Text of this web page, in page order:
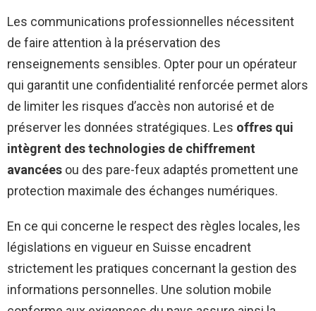
Les communications professionnelles nécessitent
de faire attention à la préservation des
renseignements sensibles. Opter pour un opérateur
qui garantit une confidentialité renforcée permet alors
de limiter les risques d’accès non autorisé et de
préserver les données stratégiques. Les offres qui
intègrent des technologies de chiffrement
avancées ou des pare-feux adaptés promettent une
protection maximale des échanges numériques.
En ce qui concerne le respect des règles locales, les
législations en vigueur en Suisse encadrent
strictement les pratiques concernant la gestion des
informations personnelles. Une solution mobile